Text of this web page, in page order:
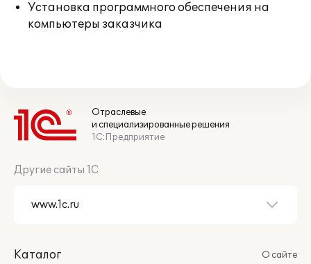
Установка программного обеспечения на
компьютеры заказчика
Отраслевые
и специализированные решения
1С:Предприятие
Другие сайты 1С
Каталог
О сайте